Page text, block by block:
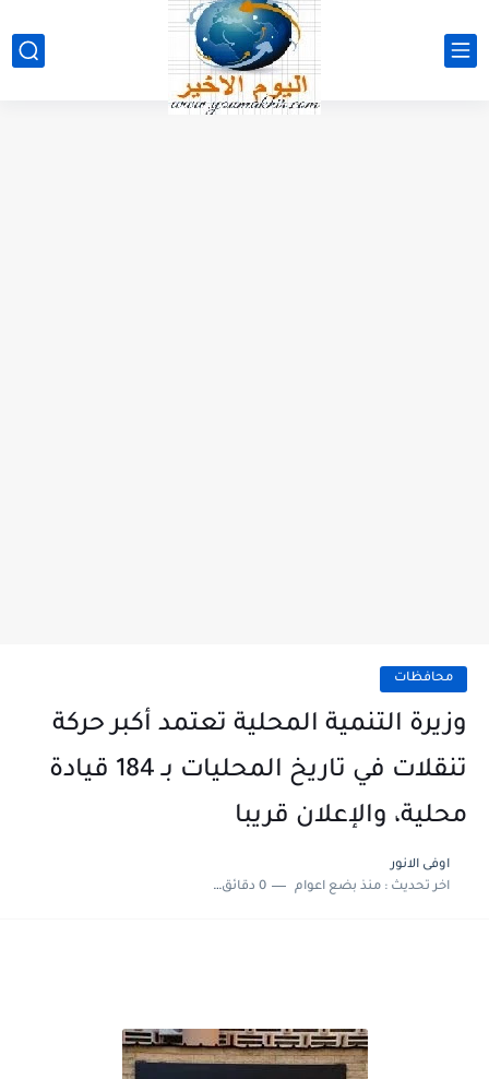
محافظات
وزيرة التنمية المحلية تعتمد أكبر حركة
تنقلات في تاريخ المحليات بـ 184 قيادة
محلية، والإعلان قريبا
اوفى الانور
اخر تحديث :منذ بضع اعوام 0 دقائق للقراءة